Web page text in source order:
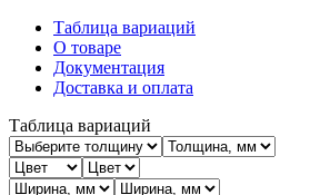
Таблица вариаций
О товаре
Документация
Доставка и оплата
Таблица вариаций